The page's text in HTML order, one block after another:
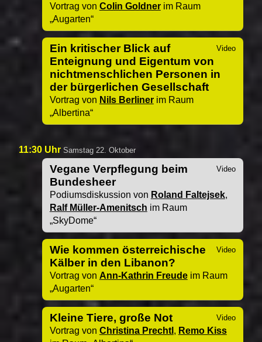
Vortrag von Colin Goldnerim Raum
Augarten
Ein kritischer Blick auf
Enteignung und Eigentum von
nichtmenschlichen Personen in
der bürgerlichen Gesellschaft
Vortrag von Nils Berlinerim Raum
Albertina
11:30 Uhr Samstag 22. Oktober
Vegane Verpflegung beim
Bundesheer
Podiumsdiskussion von Roland Faltejsek,
Ralf Müller-Amenitsch im Raum
SkyDome
Wie kommen österreichische
Kälber in den Libanon?
Vortrag von Ann-Kathrin Freudeim Raum
Augarten
Kleine Tiere, große Not
Vortrag von Christina Prechtl , Remo Kiss